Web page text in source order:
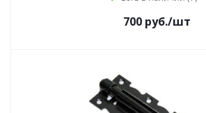
700руб./шт